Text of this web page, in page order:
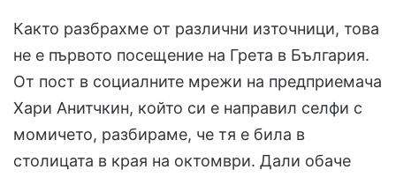
Както разбрахме от различни източници, това
не е първото посещение на Грета в България.
От пост в социалните мрежи на предприемача
Хари Анитчкин, който си е направил селфи с
момичето, разбираме, че тя е била в
столицата в края на октомври. Дали обаче